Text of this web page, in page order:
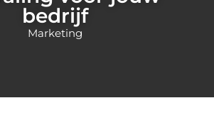
bedrijf
Marketing